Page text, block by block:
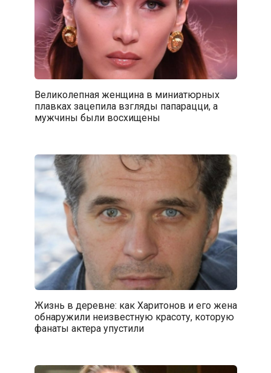
Великолепная женщина в миниатюрных
плавках зацепила взгляды папарацци, а
мужчины были восхищены
Жизнь в деревне: как Харитонов и его жена
обнаружили неизвестную красоту, которую
фанаты актера упустили